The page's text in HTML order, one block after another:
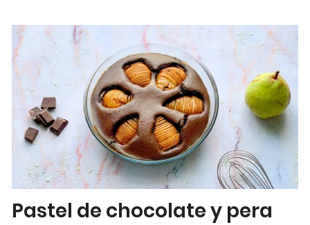
Pastel de chocolate y pera